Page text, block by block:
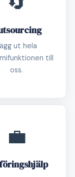
ut hela
till
oss.
💼